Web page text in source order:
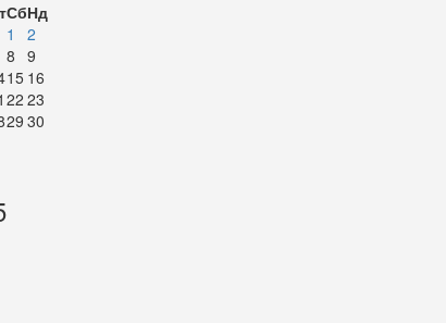
СбНд
1
2
8 9
15 16
22 23
29 30